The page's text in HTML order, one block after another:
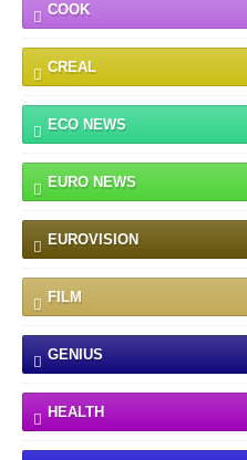
COOK
CREAL
ECO NEWS
EURO NEWS
EUROVISION
FILM
GENIUS
HEALTH